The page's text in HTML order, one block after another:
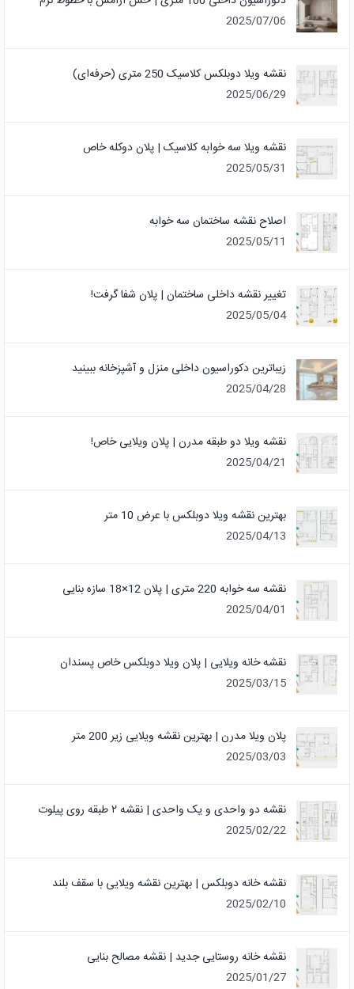
2025/07/06
نقشه ویلا دوبلکس کلاسیک 250 متری (حرفه‌ای)
2025/06/29
نقشه ویلا سه خوابه کلاسیک | پلان دوکله خاص
2025/05/31
اصلاح نقشه ساختمان سه خوابه
2025/05/11
تغییر نقشه داخلی ساختمان | پلان شفا گرفت!
2025/05/04
زیباترین دکوراسیون داخلی منزل و آشپزخانه ببینید
2025/04/28
نقشه ویلا دو طبقه مدرن | پلان ویلایی خاص!
2025/04/21
بهترین نقشه ویلا دوبلکس با عرض 10 متر
2025/04/13
نقشه سه خوابه 220 متری | پلان 12×18 سازه بنایی
2025/04/01
نقشه خانه ویلایی | پلان ویلا دوبلکس خاص پسندان
2025/03/15
پلان ویلا مدرن | بهترین نقشه ویلایی زیر 200 متر
2025/03/03
نقشه دو واحدی و یک واحدی | نقشه ۲ طبقه روی پیلوت
2025/02/22
نقشه خانه دوبلکس | بهترین نقشه ویلایی با سقف بلند
2025/02/10
نقشه خانه روستایی جدید | نقشه مصالح بنایی
2025/01/27